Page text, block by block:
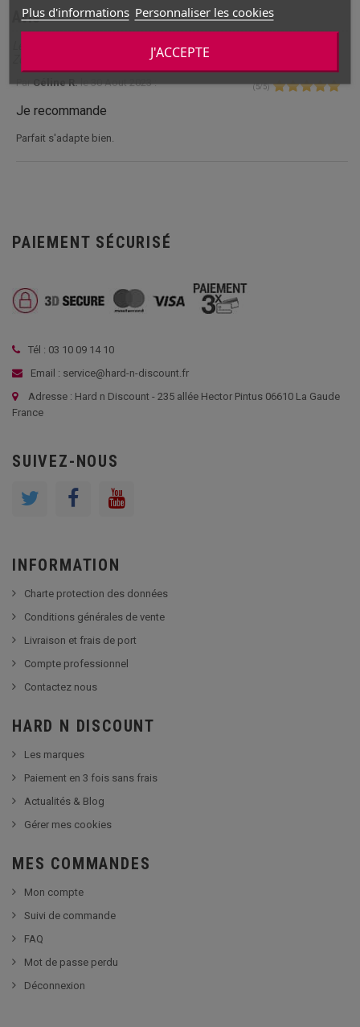
Plus d'informations Personnaliser les cookies
J'ACCEPTE
Avis
Les avis pour Protection d'hélice à l'unité ZQ0600-D pour drone
Zoopa Q600 Mantis et Tarantula X6
ParCéline R.le30 Aout 2023 : (5/5)
Je recommande
Parfait s'adapte bien.
PAIEMENT SÉCURISÉ
Tél : 03 10 09 14 10
Email : service@hard-n-discount.fr
Adresse : Hard n Discount - 235 allée Hector Pintus 06610 La Gaude
France
SUIVEZ-NOUS
INFORMATION
Charte protection des données
Conditions générales de vente
Livraison et frais de port
Compte professionnel
Contactez nous
HARD N DISCOUNT
Les marques
Paiement en 3 fois sans frais
Actualités & Blog
Gérer mes cookies
MES COMMANDES
Mon compte
Suivi de commande
FAQ
Mot de passe perdu
Déconnexion